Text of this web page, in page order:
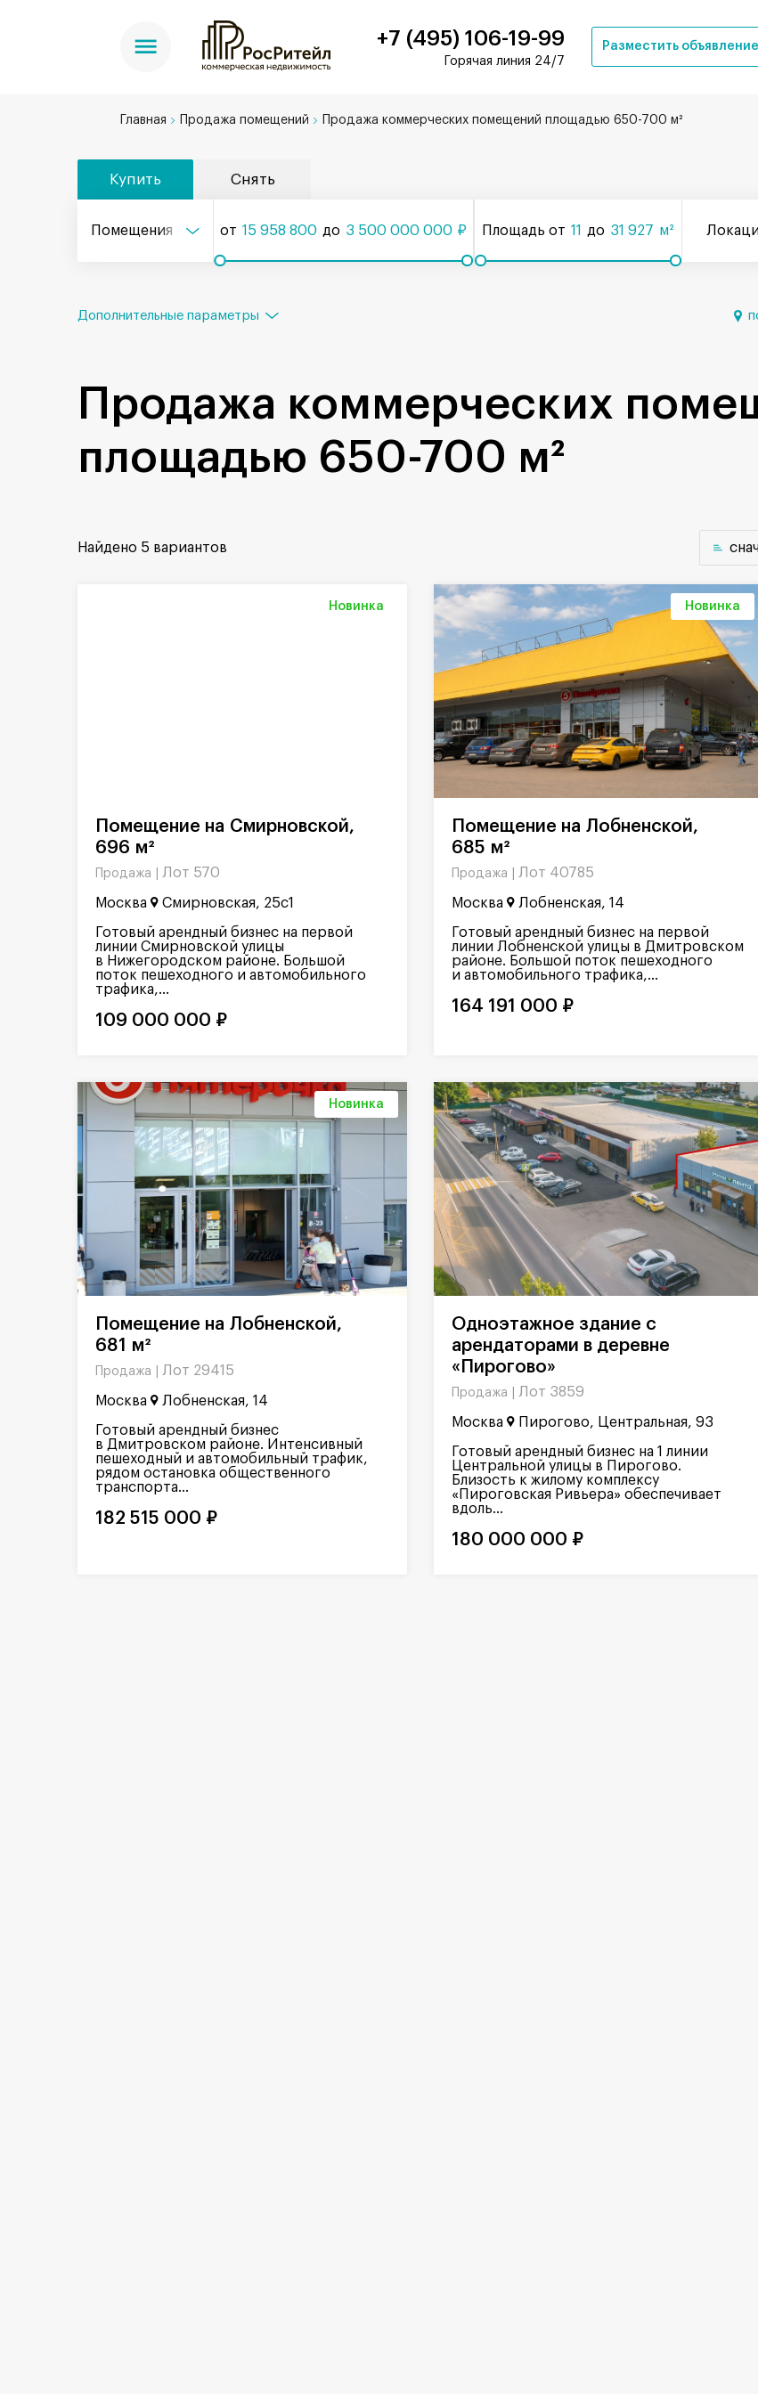
+7 (495) 106-19-99
Горячая линия 24/7
Разместить объявление
Главная Продажа помещений Продажа коммерческих помещений площадью 650-700 м²
Купить Снять
Помещения от 15 958 800 до 3 500 000 000 ₽ Площадь от 11 до 31 927 м²
Дополнительные параметры
Продажа коммерческих
площадью 650-700 м²
Найдено 5 вариантов
Новинка
696 м²
Продажа | Лот 570
Москва Смирновская, 25с1
Готовый арендный бизнес на первой
линии Смирновской улицы
в Нижегородском районе. Большой
поток пешеходного и автомобильного
трафика,...
109 000 000 ₽
Новинка
685 м²
Продажа | Лот 40785
Москва Лобненская, 14
Готовый арендный бизнес на первой
линии Лобненской улицы в Дмитровском
районе. Большой поток пешеходного
и автомобильного трафика,...
164 191 000 ₽
Одноэтажное здание с
арендаторами в деревне
«Пирогово»
Продажа | Лот 3859
Москва Пирогово, Центральная, 93
Готовый арендный бизнес на 1 линии
Центральной улицы в Пирогово.
Близость к жилому комплексу
«Пироговская Ривьера» обеспечивает
вдоль...
180 000 000 ₽
Новинка
681 м²
Продажа | Лот 29415
Москва Лобненская, 14
Готовый арендный бизнес
в Дмитровском районе. Интенсивный
пешеходный и автомобильный трафик,
рядом остановка общественного
транспорта...
182 515 000 ₽